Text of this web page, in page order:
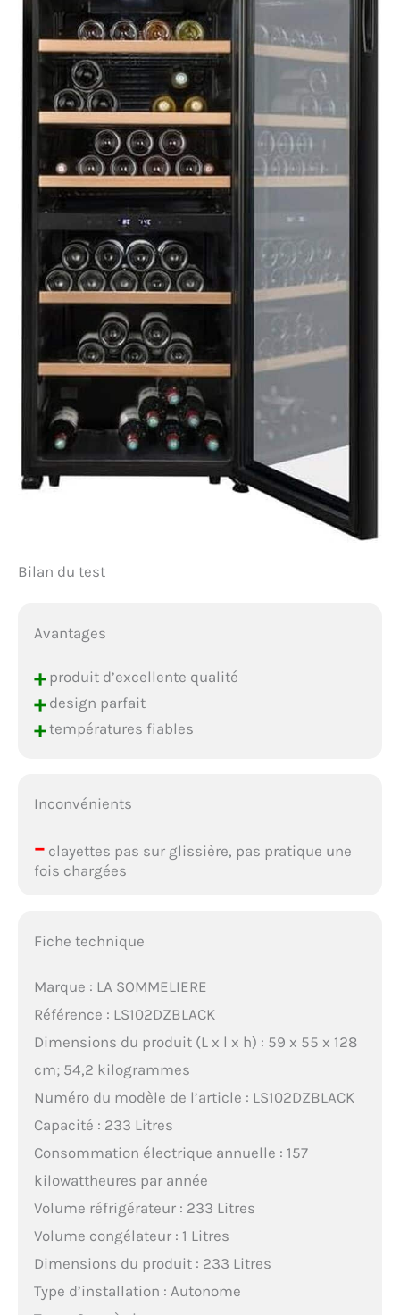
Bilan du test
Avantages
+produit d’excellente qualité
+design parfait
+températures fiables
Inconvénients
–clayettes pas sur glissière, pas pratique une
fois chargées
Fiche technique
Marque : LA SOMMELIERE
Référence : LS102DZBLACK
Dimensions du produit (L x l x h) : 59 x 55 x 128
cm; 54,2 kilogrammes
Numéro du modèle de l’article : LS102DZBLACK
Capacité : 233 Litres
Consommation électrique annuelle : 157
kilowattheures par année
Volume réfrigérateur : 233 Litres
Volume congélateur : 1 Litres
Dimensions du produit : 233 Litres
Type d’installation : Autonome